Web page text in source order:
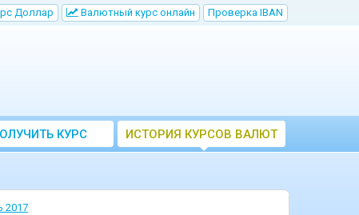
Доллар Bалютный курс онлайн Проверка IBAN
КУРС
ВАЛЮТ ЦБ
ИСТОРИЯ КУРСОВ ВАЛЮТ
ЦБ РФ
2017